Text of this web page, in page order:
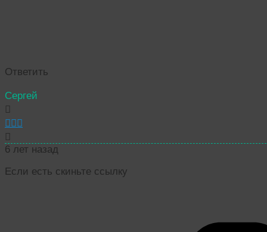
Ответить
Сергей
6 лет назад
Если есть скиньте ссылку